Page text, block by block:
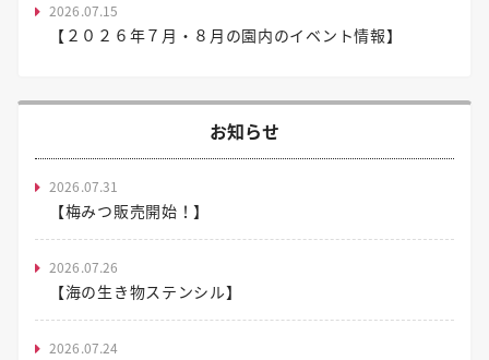
2026.07.15
【２０２６年７月・８月の園内のイベント情報】
お知らせ
2026.07.31
【梅みつ販売開始！】
2026.07.26
【海の生き物ステンシル】
2026.07.24